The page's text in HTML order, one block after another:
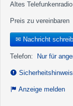
Altes
Preis zu vereinbaren
✉ Nachricht
Telefon: Nur für
Anzeige melden